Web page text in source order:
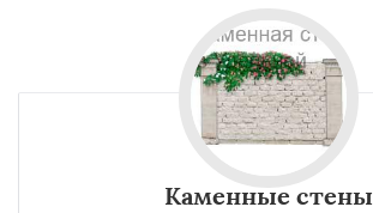
Каменные стены